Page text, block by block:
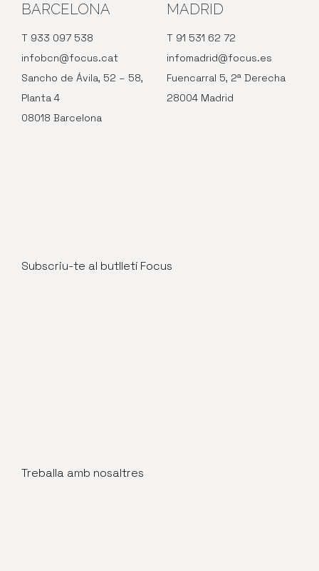
BARCELONA
T 933 097 538
infobcn@focus.cat
Sancho de Ávila, 52 – 58,
Planta 4
08018 Barcelona
MADRID
T 91 531 62 72
infomadrid@focus.es
Fuencarral 5, 2ª Derecha
28004 Madrid
Subscriu-te al butlletí Focus
Treballa amb nosaltres